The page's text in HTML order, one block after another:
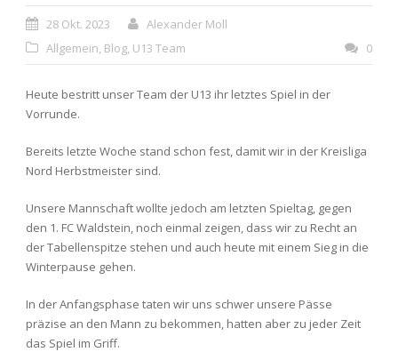
28 Okt. 2023
Alexander Moll
Allgemein, Blog, U13 Team 0
Heute bestritt unser Team der U13 ihr letztes Spiel in der
Vorrunde.
Bereits letzte Woche stand schon fest, damit wir in der Kreisliga
Nord Herbstmeister sind.
Unsere Mannschaft wollte jedoch am letzten Spieltag, gegen
den 1. FC Waldstein, noch einmal zeigen, dass wir zu Recht an
der Tabellenspitze stehen und auch heute mit einem Sieg in die
Winterpause gehen.
In der Anfangsphase taten wir uns schwer unsere Pässe
präzise an den Mann zu bekommen, hatten aber zu jeder Zeit
das Spiel im Griff.